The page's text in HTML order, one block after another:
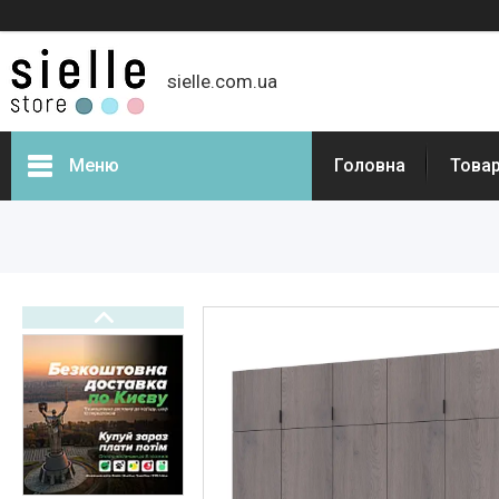
sielle.com.ua
Меню Головна